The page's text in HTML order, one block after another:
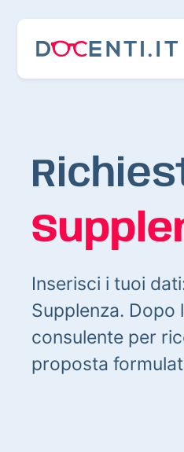
Inserisci i tuoi
Supplenza.
consulente per
proposta